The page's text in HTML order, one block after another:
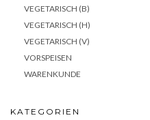
VEGETARISCH (B)
VEGETARISCH (H)
VEGETARISCH (V)
VORSPEISEN
WARENKUNDE
KATEGORIEN